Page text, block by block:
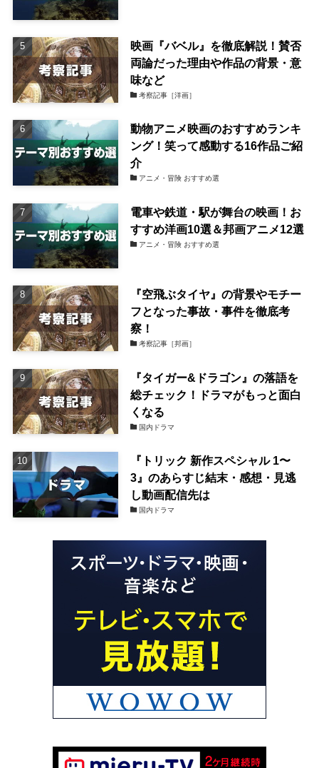
映画『バベル』を徹底解説！賛否
両論だった理由や作品の背景・意
味など
考察記事［洋画］
動物アニメ映画のおすすめランキ
ング！笑って感動する16作品ご紹
介
アニメ・冒険 おすすめ選
電車や鉄道・駅が舞台の映画！お
すすめ洋画10選＆邦画アニメ12選
アニメ・冒険 おすすめ選
『空飛ぶタイヤ』の背景やモチー
フとなった事故・事件を徹底考
察！
考察記事［邦画］
『タイガー&ドラゴン』の落語を
総チェック！ドラマがもっと面白
くなる
国内ドラマ
『トリック 新作スペシャル 1〜
3』のあらすじ結末・感想・見逃
し動画配信先は
国内ドラマ